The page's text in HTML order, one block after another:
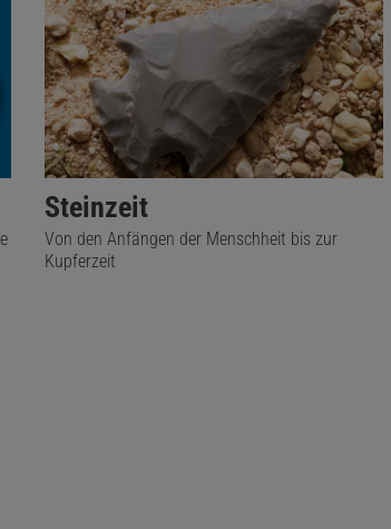
ST. PETERSBURG (AUSSCHNITT)
| Am Jana-Strom im hohen Norden weit im
32 000 Jahre alten Lagerplatzes aus.
Tiere landeten auf dem Speiseplan. So
sehr viele Knochen von Schneehasen, aber
es vielmehr auf die besonders gut
Steinzeit
Von den Anfängen der Menschheit bis zur
Kupferzeit